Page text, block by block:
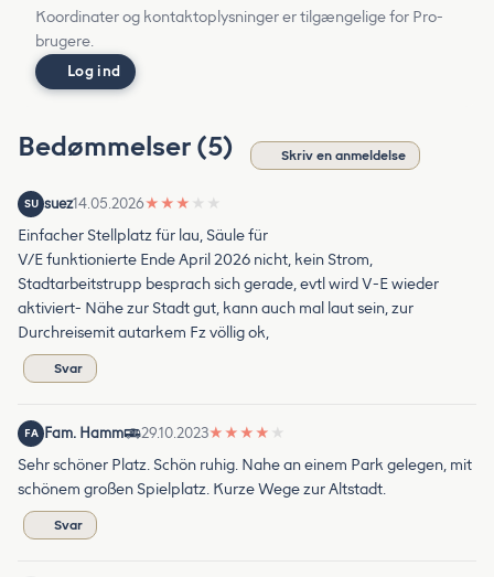
Koordinater og kontaktoplysninger er tilgængelige for Pro-
brugere.
Log ind
Bedømmelser (5) Skriv en anmeldelse
SU suez14.05.2026★ ★ ★ ★ ★
Einfacher Stellplatz für lau, Säule für
V/E funktionierte Ende April 2026 nicht, kein Strom,
Stadtarbeitstrupp besprach sich gerade, evtl wird V-E wieder
aktiviert- Nähe zur Stadt gut, kann auch mal laut sein, zur
Durchreisemit autarkem Fz völlig ok,
Svar
FA Fam. Hamm 29.10.2023★ ★ ★ ★ ★
Sehr schöner Platz. Schön ruhig. Nahe an einem Park gelegen, mit
schönem großen Spielplatz. Kurze Wege zur Altstadt.
Svar